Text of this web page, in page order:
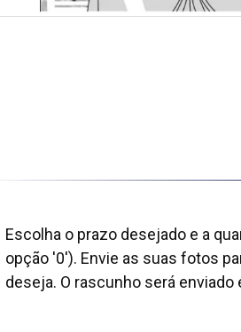
Escolha o prazo desejado e a
opção '0'). Envie as suas fotos
deseja. O rascunho será